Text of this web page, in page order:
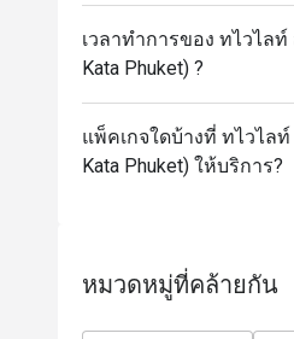
เวลาทำการของ ทไวไลท์
Kata Phuket) ?
แพ็คเกจใดบ้างที่ ทไวไลท์
Kata Phuket) ให้บริการ?
หมวดหมู่ที่คล้ายกัน